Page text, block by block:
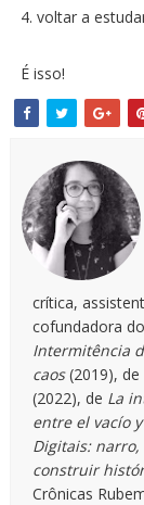
4. voltar a
É isso!
crítica,
cofundadora
Intermitência
caos(2019), de
(2022), de La
entre el vacío
Digitais:
construir
Crônicas